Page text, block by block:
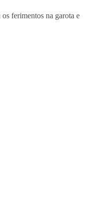
ferimentos na garota e